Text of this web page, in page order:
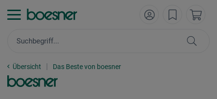
Übersicht Das Beste von boesner